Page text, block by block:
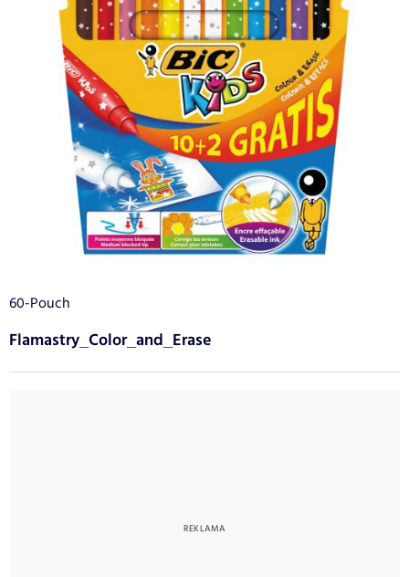
60-Pouch
Flamastry_Color_and_Erase